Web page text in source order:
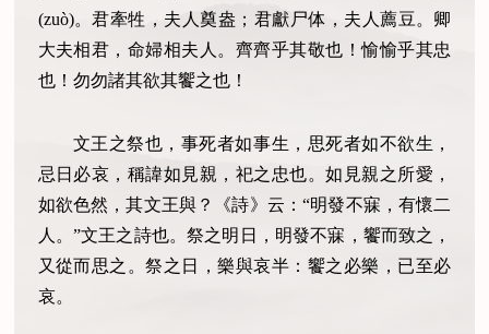
(zuò)。君牽牲，夫人奠盎；君獻尸体，夫人薦豆。卿
大夫相君，命婦相夫人。齊齊乎其敬也！愉愉乎其忠
也！勿勿諸其欲其饗之也！
文王之祭也，事死者如事生，思死者如不欲生，
忌日必哀，稱諱如見親，祀之忠也。如見親之所愛，
如欲色然，其文王與？《詩》云：“明發不寐，有懷二
人。”文王之詩也。祭之明日，明發不寐，饗而致之，
又從而思之。祭之日，樂與哀半：饗之必樂，已至必
哀。